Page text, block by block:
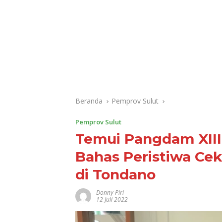
Beranda Pemprov Sulut
Pemprov Sulut
Temui Pangdam
Bahas Peristiwa
di Tondano
Donny Piri
12 Juli 2022